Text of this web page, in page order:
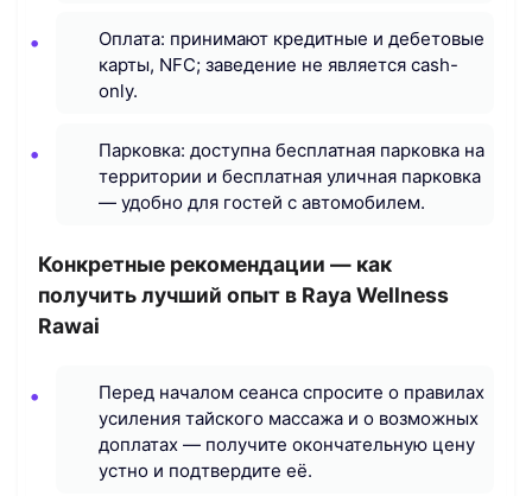
Оплата: принимают кредитные и дебетовые
карты, NFC; заведение не является cash-
only.
Парковка: доступна бесплатная парковка на
территории и бесплатная уличная парковка
— удобно для гостей с автомобилем.
Конкретные рекомендации — как
получить лучший опыт в Raya Wellness
Rawai
Перед началом сеанса спросите о правилах
усиления тайского массажа и о возможных
доплатах — получите окончательную цену
устно и подтвердите её.